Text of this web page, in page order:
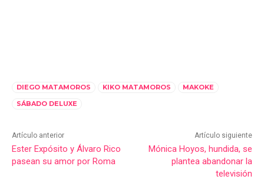
DIEGO MATAMOROS KIKO MATAMOROS
MAKOKE
SÁBADO DELUXE
Artículo anterior
Ester Expósito y Álvaro Rico
pasean su amor por Roma
Artículo siguiente
Mónica Hoyos, hundida, se
plantea abandonar la
televisión